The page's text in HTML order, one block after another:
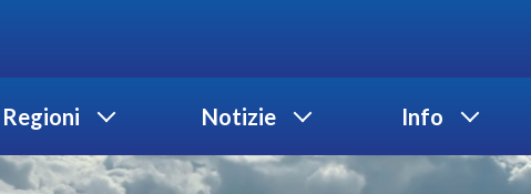
Regioni Notizie Info